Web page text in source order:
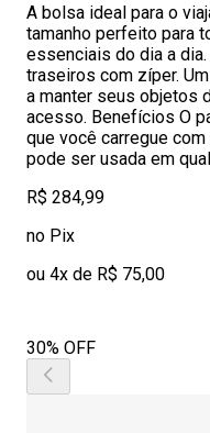
A bolsa ideal para o
tamanho perfeito para
essenciais do dia a
traseiros com zíper.
a manter seus objetos
acesso. Benefícios O
que você carregue
pode ser usada em
R$ 284,99
no Pix
ou 4x de R$ 75,00
30% OFF